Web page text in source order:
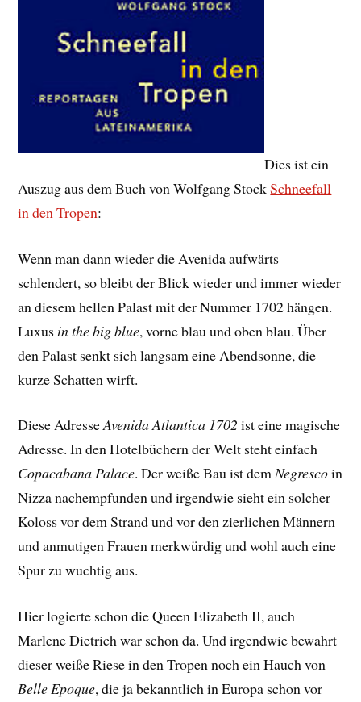
Dies ist ein
Auszug aus dem Buch von Wolfgang StockSchneefall
in den Tropen:
Wenn man dann wieder die Avenida aufwärts
schlendert, so bleibt der Blick wieder und immer wieder
an diesem hellen Palast mit der Nummer 1702 hängen.
Luxus in the big blue, vorne blau und oben blau. Über
den Palast senkt sich langsam eine Abendsonne, die
kurze Schatten wirft.
Diese AdresseAvenida Atlantica 1702 ist eine magische
Adresse. In den Hotelbüchern der Welt steht einfach
Copacabana Palace. Der weiße Bau ist demNegrescoin
Nizza nachempfunden und irgendwie sieht ein solcher
Koloss vor dem Strand und vor den zierlichen Männern
und anmutigen Frauen merkwürdig und wohl auch eine
Spur zu wuchtig aus.
Hier logierte schon die Queen Elizabeth II, auch
Marlene Dietrich war schon da. Und irgendwie bewahrt
dieser weiße Riese in den Tropen noch ein Hauch von
Belle Epoque, die ja bekanntlich in Europa schon vor